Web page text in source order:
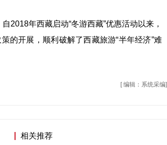
年西藏启动“冬游西藏”优惠活动以来，
的开展，顺利破解了西藏旅游“半年经济”难
[ 编辑：系统采编]
相关推荐